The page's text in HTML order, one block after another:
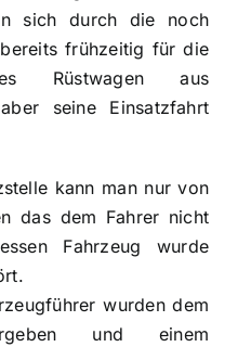
sich durch die noch
frühzeitig für die
Rüstwagen aus
seine Einsatzfahrt
kann man nur von
das dem Fahrer nicht
Fahrzeug wurde
wurden dem
und einem